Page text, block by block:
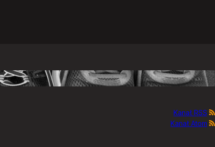
Kanał RSS
Kanał Atom